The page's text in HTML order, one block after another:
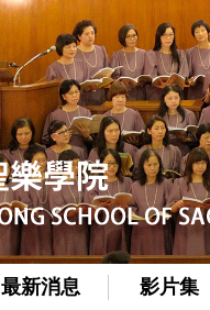
最新消息 影片集